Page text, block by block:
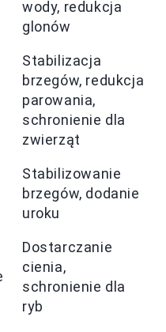
wody, redukcja
glonów
Stabilizacja
brzegów, redukcja
parowania,
schronienie dla
zwierząt
Stabilizowanie
brzegów, dodanie
uroku
Dostarczanie
cienia,
schronienie dla
ryb